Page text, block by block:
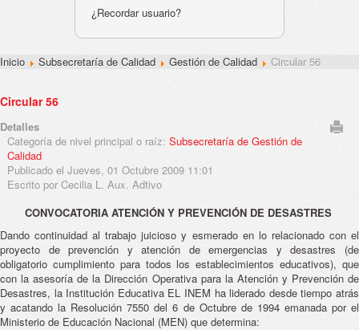
¿Recordar usuario?
Inicio Subsecretaría de Calidad Gestión de Calidad Circular 56
Circular 56
Detalles
Categoría de nivel principal o raíz: Subsecretaría de Gestión de
Calidad
Publicado el Jueves, 01 Octubre 2009 11:01
Escrito por Cecilia L. Aux. Adtivo
CONVOCATORIA ATENCIÓN Y PREVENCIÓN DE DESASTRES
Dando continuidad al trabajo juicioso y esmerado en lo relacionado con el
proyecto de prevención y atención de emergencias y desastres (de
obligatorio cumplimiento para todos los establecimientos educativos), que
con la asesoría de la Dirección Operativa para la Atención y Prevención de
Desastres, la Institución Educativa EL INEM ha liderado desde tiempo atrás
y acatando la Resolución 7550 del 6 de Octubre de 1994 emanada por el
Ministerio de Educación Nacional (MEN) que determina: